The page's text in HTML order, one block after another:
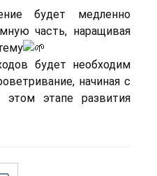
будет медленно
часть, наращивая
будет необходим
начиная с
этапе развития